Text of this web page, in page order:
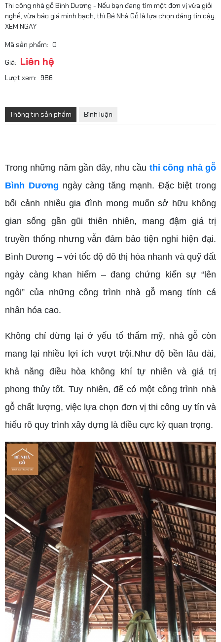
Thi công nhà gỗ Bình Dương - Nếu bạn đang tìm một đơn vị vừa giỏi
nghề, vừa báo giá minh bạch, thì Bé Nhà Gỗ là lựa chọn đáng tin cậy.
XEM NGAY
Mã sản phẩm: 0
Giá: Liên hệ
Lượt xem: 986
Thông tin sản phẩm Bình luận
Trong những năm gần đây, nhu cầu thi công nhà gỗ
Bình Dương ngày càng tăng mạnh. Đặc biệt trong
bối cảnh nhiều gia đình mong muốn sở hữu không
gian sống gần gũi thiên nhiên, mang đậm giá trị
truyền thống nhưng vẫn đảm bảo tiện nghi hiện đại.
Bình Dương – với tốc độ đô thị hóa nhanh và quỹ đất
ngày càng khan hiếm – đang chứng kiến sự “lên
ngôi” của những công trình nhà gỗ mang tính cá
nhân hóa cao.
Không chỉ dừng lại ở yếu tố thẩm mỹ, nhà gỗ còn
mang lại nhiều lợi ích vượt trội.Như độ bền lâu dài,
khả năng điều hòa không khí tự nhiên và giá trị
phong thủy tốt. Tuy nhiên, để có một công trình nhà
gỗ chất lượng, việc lựa chọn đơn vị thi công uy tín và
hiểu rõ quy trình xây dựng là điều cực kỳ quan trọng.